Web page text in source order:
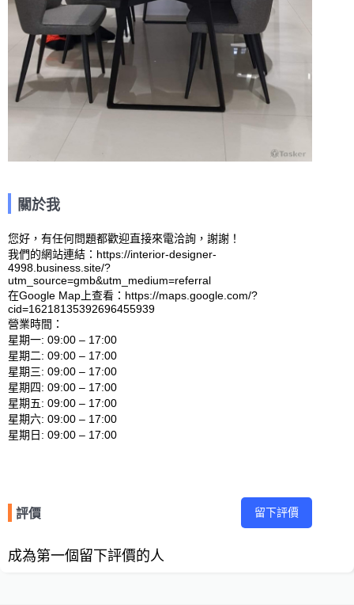
關於我
您好，有任何問題都歡迎直接來電洽詢，謝謝！
我們的網站連結：https://interior-designer-
4998.business.site/?
utm_source=gmb&utm_medium=referral
在Google Map上查看：https://maps.google.com/?
cid=16218135392696455939
營業時間：
星期一: 09:00 – 17:00
星期二: 09:00 – 17:00
星期三: 09:00 – 17:00
星期四: 09:00 – 17:00
星期五: 09:00 – 17:00
星期六: 09:00 – 17:00
評價 留下評價
成為第一個留下評價的人